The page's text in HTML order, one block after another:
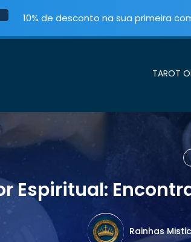
10% de desconto na sua primeira
TAROT
Espiritual:
Rainhas